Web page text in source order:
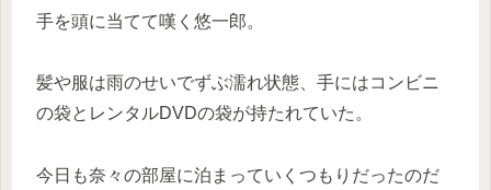
手を頭に当てて嘆く悠一郎。
髪や服は雨のせいでずぶ濡れ状態、手にはコンビニ
の袋とレンタルDVDの袋が持たれていた。
今日も奈々の部屋に泊まっていくつもりだったのだ